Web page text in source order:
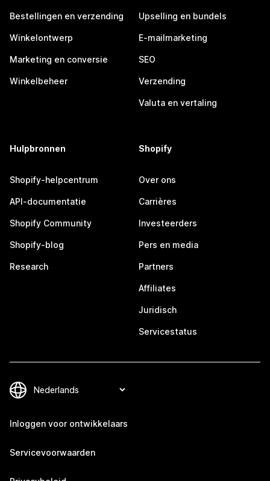
Bestellingen en verzending
Winkelontwerp
Marketing en conversie
Winkelbeheer
Upselling en bundels
E-mailmarketing
SEO
Verzending
Valuta en vertaling
Hulpbronnen
Shopify-helpcentrum
API-documentatie
Shopify Community
Shopify-blog
Research
Shopify
Over ons
Carrières
Investeerders
Pers en media
Partners
Affiliates
Juridisch
Servicestatus
Inloggen voor ontwikkelaars
Servicevoorwaarden